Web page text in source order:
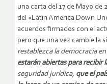
una carta del 17 de Mayo de
del «Latin America Down
acuerdos firmados con el
pero que una vez cambie la
restablezca la democracia
estarán abiertas para recibir
seguridad jurídica, que el